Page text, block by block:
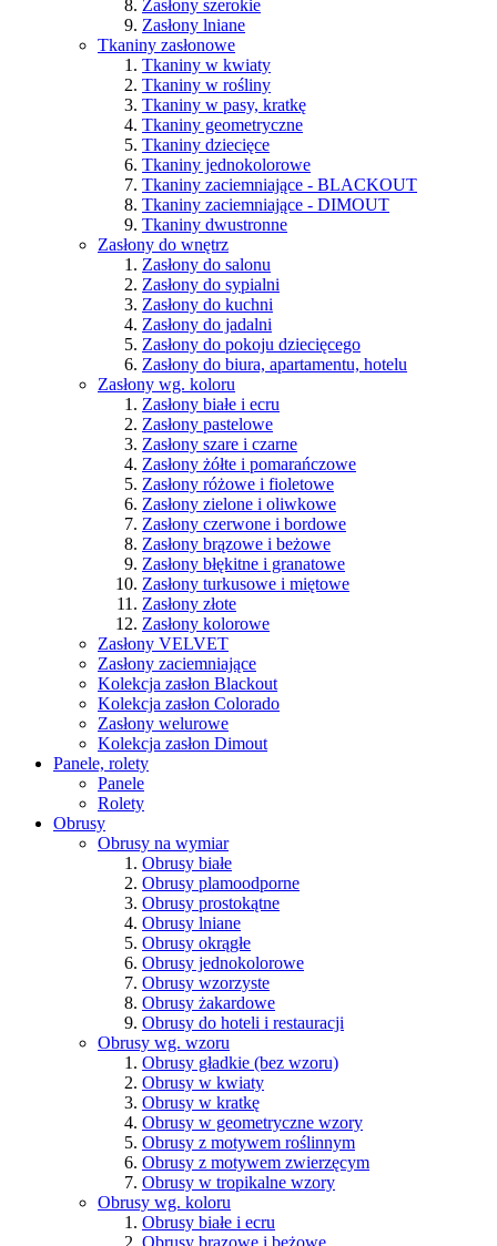
Zasłony szerokie
Zasłony lniane
Tkaniny zasłonowe
Tkaniny w kwiaty
Tkaniny w rośliny
Tkaniny w pasy, kratkę
Tkaniny geometryczne
Tkaniny dziecięce
Tkaniny jednokolorowe
Tkaniny zaciemniające - BLACKOUT
Tkaniny zaciemniające - DIMOUT
Tkaniny dwustronne
Zasłony do wnętrz
Zasłony do salonu
Zasłony do sypialni
Zasłony do kuchni
Zasłony do jadalni
Zasłony do pokoju dziecięcego
Zasłony do biura, apartamentu, hotelu
Zasłony wg. koloru
Zasłony białe i ecru
Zasłony pastelowe
Zasłony szare i czarne
Zasłony żółte i pomarańczowe
Zasłony różowe i fioletowe
Zasłony zielone i oliwkowe
Zasłony czerwone i bordowe
Zasłony brązowe i beżowe
Zasłony błękitne i granatowe
Zasłony turkusowe i miętowe
Zasłony złote
Zasłony kolorowe
Zasłony VELVET
Zasłony zaciemniające
Kolekcja zasłon Blackout
Kolekcja zasłon Colorado
Zasłony welurowe
Kolekcja zasłon Dimout
Panele, rolety
Panele
Rolety
Obrusy
Obrusy na wymiar
Obrusy białe
Obrusy plamoodporne
Obrusy prostokątne
Obrusy lniane
Obrusy okrągłe
Obrusy jednokolorowe
Obrusy wzorzyste
Obrusy żakardowe
Obrusy do hoteli i restauracji
Obrusy wg. wzoru
Obrusy gładkie (bez wzoru)
Obrusy w kwiaty
Obrusy w kratkę
Obrusy w geometryczne wzory
Obrusy z motywem roślinnym
Obrusy z motywem zwierzęcym
Obrusy w tropikalne wzory
Obrusy wg. koloru
Obrusy białe i ecru
Obrusy brązowe i beżowe